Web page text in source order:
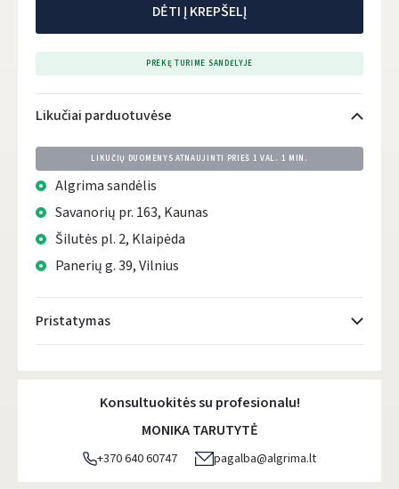
DĖTI Į KREPŠELĮ
PREKĘ TURIME SANDĖLYJE
Likučiai parduotuvėse
LIKUČIŲ DUOMENYS ATNAUJINTI PRIEŠ 1 VAL. 1 MIN.
Algrima sandėlis
Savanorių pr. 163, Kaunas
Šilutės pl. 2, Klaipėda
Panerių g. 39, Vilnius
Pristatymas
Atsiėmimo taškai- 0.00 €
DPD kurjeris - 0.00 €
DPD paštomatai- 0.00 €
Konsultuokitės su profesionalu!
MONIKA TARUTYTĖ
+370 640 60747 pagalba@algrima.lt